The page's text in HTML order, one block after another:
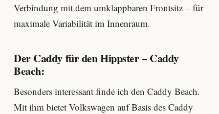
Verbindung mit dem umklappbaren Frontsitz – für
maximale Variabilität im Innenraum.
Der Caddy für den Hippster – Caddy
Beach:
Besonders interessant finde ich den Caddy Beach.
Mit ihm bietet Volkswagen auf Basis des Caddy